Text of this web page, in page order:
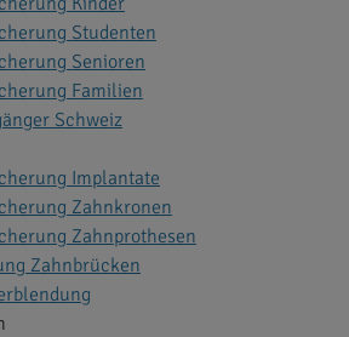
Studenten
Senioren
Familien
Schweiz
Implantate
Zahnkronen
Zahnprothesen
Zahnbrücken